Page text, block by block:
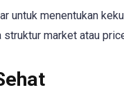
untuk menentukan
struktur market atau